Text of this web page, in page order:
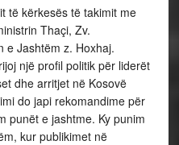
të kërkesës të takimit me
Thaçi, Zv.
e Jashtëm z. Hoxhaj.
një profil politik për liderët
dhe arritjet në Kosovë
do japi rekomandime për
punët e jashtme. Ky punim
kur publikimet në